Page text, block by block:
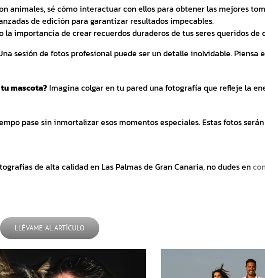
animales, sé cómo interactuar con ellos para obtener las mejores
de edición para garantizar resultados impecables.
importancia de crear recuerdos duraderos de tus seres queridos de
sesión de fotos profesional puede ser un detalle inolvidable. Piensa
mascota?Imagina colgar en tu pared una fotografía que refleje la
pase sin inmortalizar esos momentos especiales. Estas fotos
de alta calidad en Las Palmas de Gran Canaria, no dudes en
LLÉVAME AL ARTÍCULO